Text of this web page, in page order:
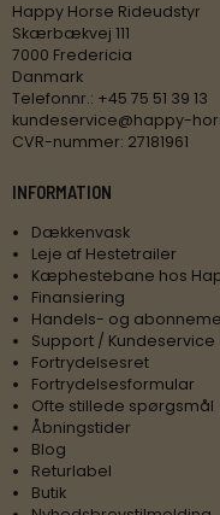
Happy Horse Rideudstyr
Skærbækvej 111
7000 Fredericia
Danmark
Telefonnr.: +45 75 51 39 13
kundeservice@happy-
CVR-nummer: 27181961
INFORMATION
Dækkenvask
Leje af Hestetrailer
Kæphestebane hos
Finansiering
Handels- og
Support / Kundeservice
Fortrydelsesret
Fortrydelsesformular
Ofte stillede spørgsmål
Åbningstider
Blog
Returlabel
Butik